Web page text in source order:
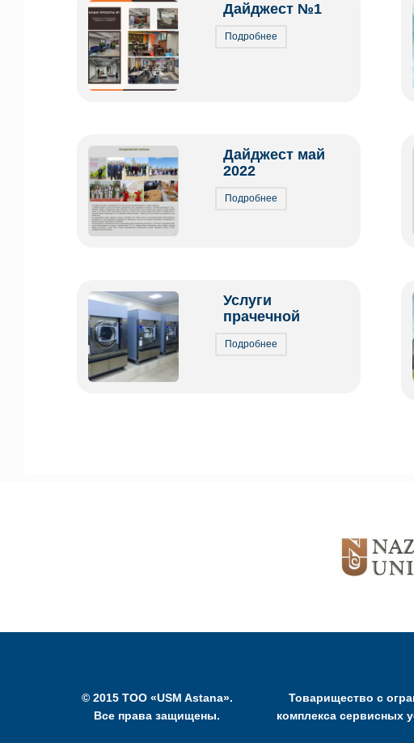
Дайджест №1
Подробнее
Дайджест май
2022
Подробнее
Услуги
прачечной
Подробнее
© 2015 ТОО «USM Astana».
Все права защищены.
Товарищество с
комплекса сервисных